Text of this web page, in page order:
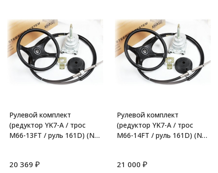
Рулевой комплект
(редуктор YK7-A / трос
M66-13FT / руль 161D) (N-
20 369 ₽
Рулевой комплект
(редуктор YK7-A / трос
M66-14FT / руль 161D) (N-
21 000 ₽